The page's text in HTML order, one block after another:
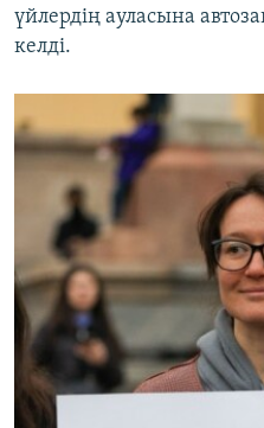
үйлердің ауласына
келді.